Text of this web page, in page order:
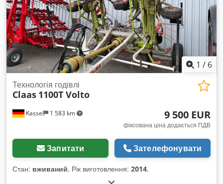
1 / 6
Kassel 1 583 km
Технологія годівлі
Claas 1100T Volto
9 500 EUR
фіксована ціна додається ПДВ
Запитати Зателефонувати
Стан: вживаний, Рік виготовлення: 2014,